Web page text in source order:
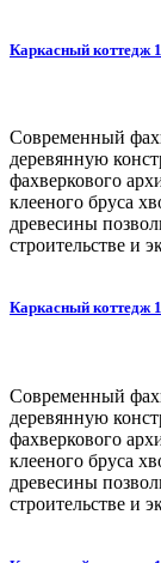
Каркасный коттедж
Современный
деревянную
фахверкового
клееного бруса
древесины
строительстве и
Каркасный коттедж
Современный
деревянную
фахверкового
клееного бруса
древесины
строительстве и